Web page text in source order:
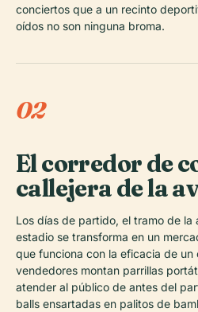
conciertos que a un recinto
oídos no son ninguna broma.
02
El corredor de
callejera de la
Los días de partido, el tramo de la
estadio se transforma en un
que funciona con la eficacia de
vendedores montan parrillas
atender al público de antes del
balls ensartadas en palitos de